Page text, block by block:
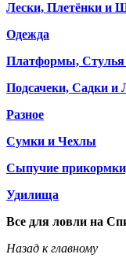
Лески, Плетёнки и
Одежда
Платформы, Стулья
Подсачеки, Садки и
Разное
Сумки и Чехлы
Сыпучие
Удилища
Все для ловли на
Назад к главному